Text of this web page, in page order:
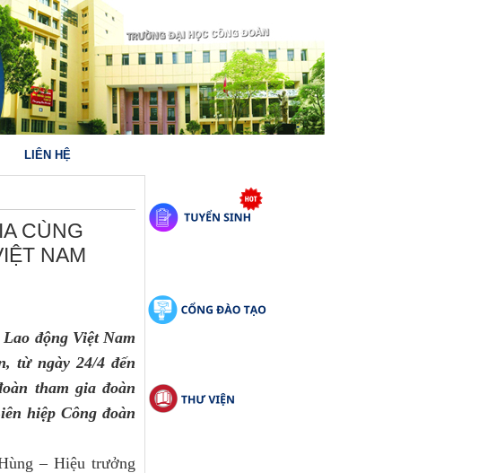
LIÊN HỆ
CÙNG
NAM
động Việt Nam
từ ngày 24/4 đến
tham gia đoàn
hiệp Công đoàn
– Hiệu trưởng